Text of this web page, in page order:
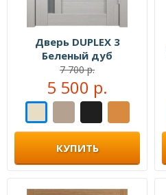
Дверь DUPLEX 3
Беленый дуб
7 700 р.
5 500 р.
КУПИТЬ